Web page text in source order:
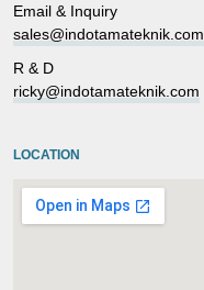
Email & Inquiry
sales@indotamateknik.com
R & D
ricky@indotamateknik.com
LOCATION